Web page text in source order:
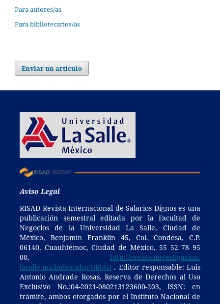
Para autores/as
Para bibliotecarios/as
Enviar un artículo
Aviso Legal
RISAD Revista Internacional de Salarios Dignos es una
publicación semestral editada por la Facultad de
Negocios de la Universidad La Salle, Ciudad de
México, Benjamín Franklin 45, Col. Condesa, C.P.
06140, Cuauhtémoc, Ciudad de México, 55 52 78 95
00,http://revistasinvestigacion.
lasalle.mx/index.php/OISAD. Editor responsable: Luis
Antonio Andrade Rosas. Reserva de Derechos al Uso
Exclusivo No.:04-2021-080213123600-203, ISSN: en
trámite, ambos otorgados por el Instituto Nacional de